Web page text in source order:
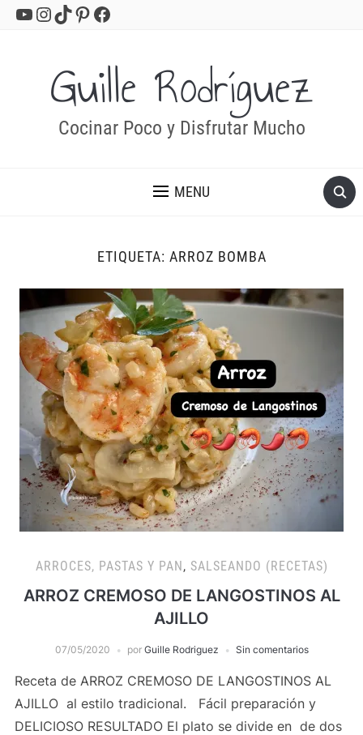
YouTube
Instagram
TikTok
Pinterest
Facebook
Guille Rodríguez
Cocinar Poco y Disfrutar Mucho
MENU
ETIQUETA: ARROZ BOMBA
ARROCES, PASTAS Y PAN, SALSEANDO (RECETAS)
ARROZ CREMOSO DE LANGOSTINOS AL
AJILLO
07/05/2020 por Guille Rodriguez Sin comentarios
Receta de ARROZ CREMOSO DE LANGOSTINOS AL
AJILLO al estilo tradicional. Fácil preparación y
DELICIOSO RESULTADO El plato se divide en de dos